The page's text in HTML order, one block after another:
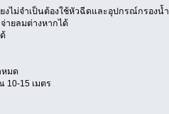
งไม่จำเป็นต้องใช้หัวฉีดและอุปกรณ์กรองน้ำ
ายลมต่างหากได้
มด
10-15 เมตร